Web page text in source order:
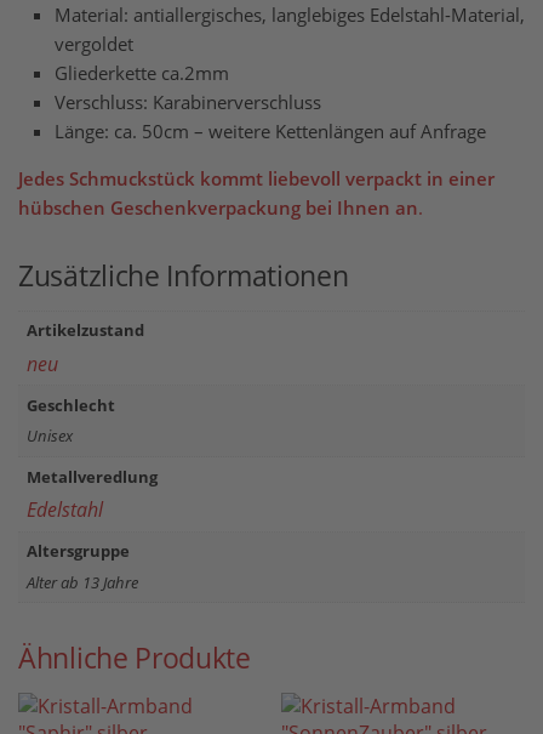
Material: antiallergisches, langlebiges Edelstahl-Material,
vergoldet
Gliederkette ca.2mm
Verschluss: Karabinerverschluss
Länge: ca. 50cm – weitere Kettenlängen auf Anfrage
Jedes Schmuckstück kommt liebevoll verpackt in einer
hübschen Geschenkverpackung bei Ihnen an.
Zusätzliche Informationen
Artikelzustand
neu
Geschlecht
Unisex
Metallveredlung
Edelstahl
Altersgruppe
Alter ab 13 Jahre
Ähnliche Produkte